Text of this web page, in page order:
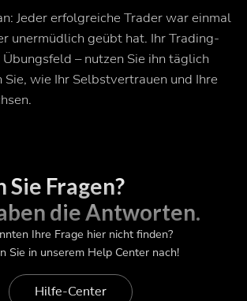
Jeder erfolgreiche Trader war einmal
unermüdlich geübt hat. Ihr Trading-
– nutzen Sie ihn täglich
Sie, wie Ihr Selbstvertrauen und Ihre
Sie Fragen?
die Antworten.
Ihre Frage hier nicht finden?
Sie in unserem Help Center nach!
Hilfe-Center